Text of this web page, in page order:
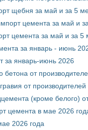
щебня за май и за 5
цемента за май и
цемента за май и за
за январь - июнь
за январь-июнь 2026
бетона от
от
(кроме белого)
цемента в мае 2026
2026 года